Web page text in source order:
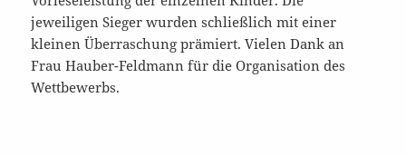
jeweiligen Sieger wurden schließlich mit einer
kleinen Überraschung prämiert. Vielen Dank an
Frau Hauber-Feldmann für die Organisation des
Wettbewerbs.